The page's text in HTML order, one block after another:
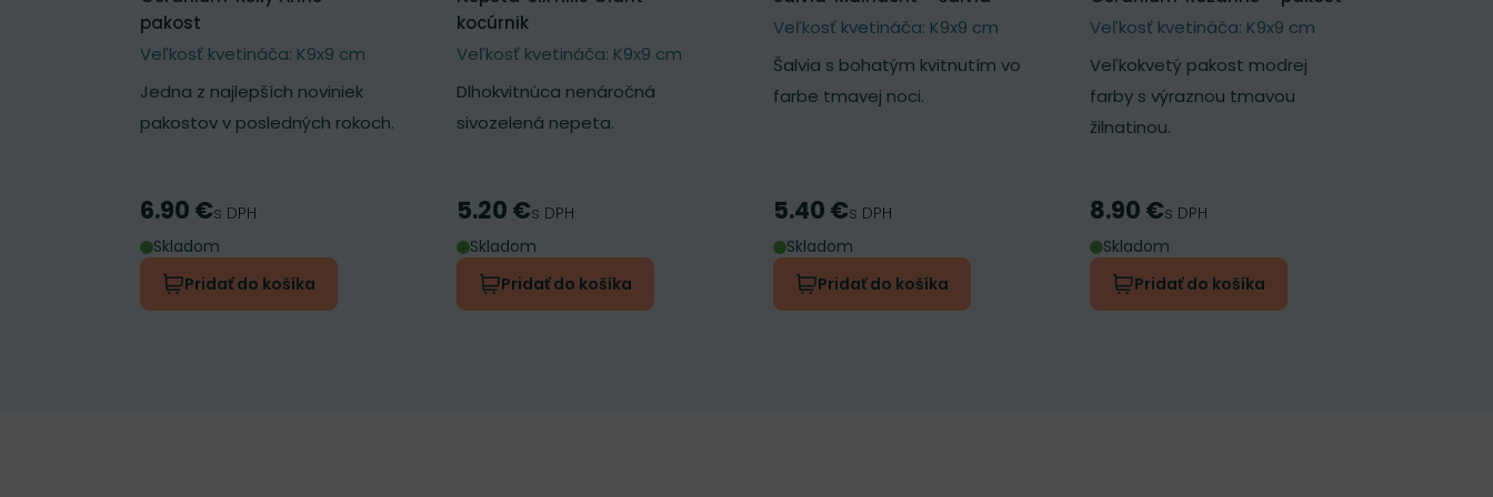
pakost
Veľkosť kvetináča: K9x9 cm
Jedna z najlepších noviniek
pakostov v posledných rokoch.
Cena
6.90 €s DPH
Skladom
Pridať do košíka
kocúrnik
Veľkosť kvetináča: K9x9 cm
Dlhokvitnúca nenáročná
sivozelená nepeta.
Cena
5.20 €s DPH
Skladom
Pridať do košíka
Veľkosť kvetináča: K9x9 cm
Šalvia s bohatým kvitnutím vo
farbe tmavej noci.
Cena
5.40 €s DPH
Skladom
Pridať do košíka
Veľkosť kvetináča: K9x9 cm
Veľkokvetý pakost modrej
farby s výraznou tmavou
žilnatinou.
Cena
8.90 €s DPH
Skladom
Pridať do košíka